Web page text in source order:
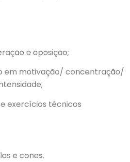
e oposição;
em motivação/ concentração/
exercícios técnicos
e cones.